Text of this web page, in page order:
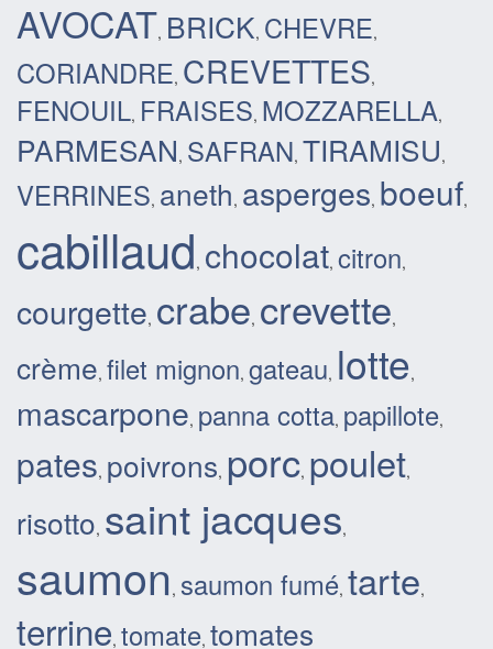
AVOCAT, BRICK, CHEVRE,
CORIANDRE, CREVETTES,
FENOUIL, FRAISES, MOZZARELLA,
PARMESAN, SAFRAN, TIRAMISU,
VERRINES, aneth, asperges, boeuf,
cabillaud, chocolat, citron,
courgette, crabe, crevette,
crème, filet mignon, gateau, lotte,
mascarpone, panna cotta, papillote,
pates, poivrons, porc, poulet,
risotto, saint jacques,
saumon, saumon fumé, tarte,
terrine, tomate, tomates